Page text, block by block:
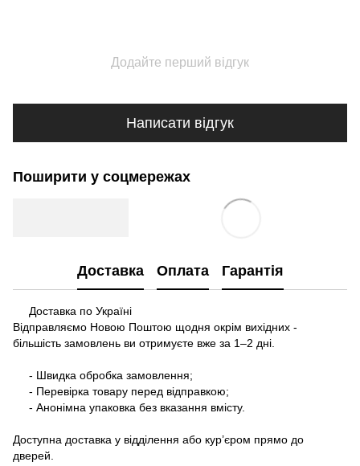
Додайте перший відгук
Написати відгук
Поширити у соцмережах
Доставка Оплата Гарантія
Доставка по Україні
Відправляємо Новою Поштою щодня окрім вихідних -
більшість замовлень ви отримуєте вже за 1–2 дні.
- Швидка обробка замовлення;
- Перевірка товару перед відправкою;
- Анонімна упаковка без вказання вмісту.
Доступна доставка у відділення або кур’єром прямо до
дверей.